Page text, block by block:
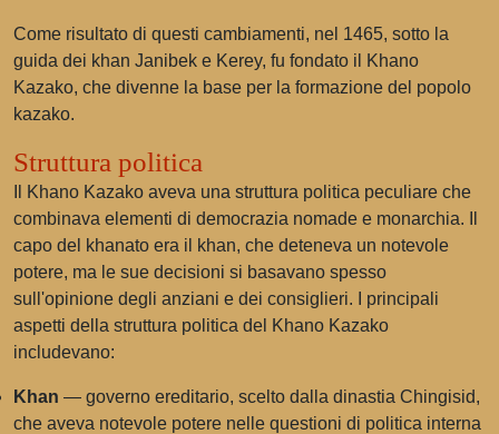
Come risultato di questi cambiamenti, nel 1465, sotto la
guida dei khan Janibek e Kerey, fu fondato il Khano
Kazako, che divenne la base per la formazione del popolo
kazako.
Struttura politica
Il Khano Kazako aveva una struttura politica peculiare che
combinava elementi di democrazia nomade e monarchia. Il
capo del khanato era il khan, che deteneva un notevole
potere, ma le sue decisioni si basavano spesso
sull'opinione degli anziani e dei consiglieri. I principali
aspetti della struttura politica del Khano Kazako
includevano:
Khan — governo ereditario, scelto dalla dinastia Chingisid,
che aveva notevole potere nelle questioni di politica interna